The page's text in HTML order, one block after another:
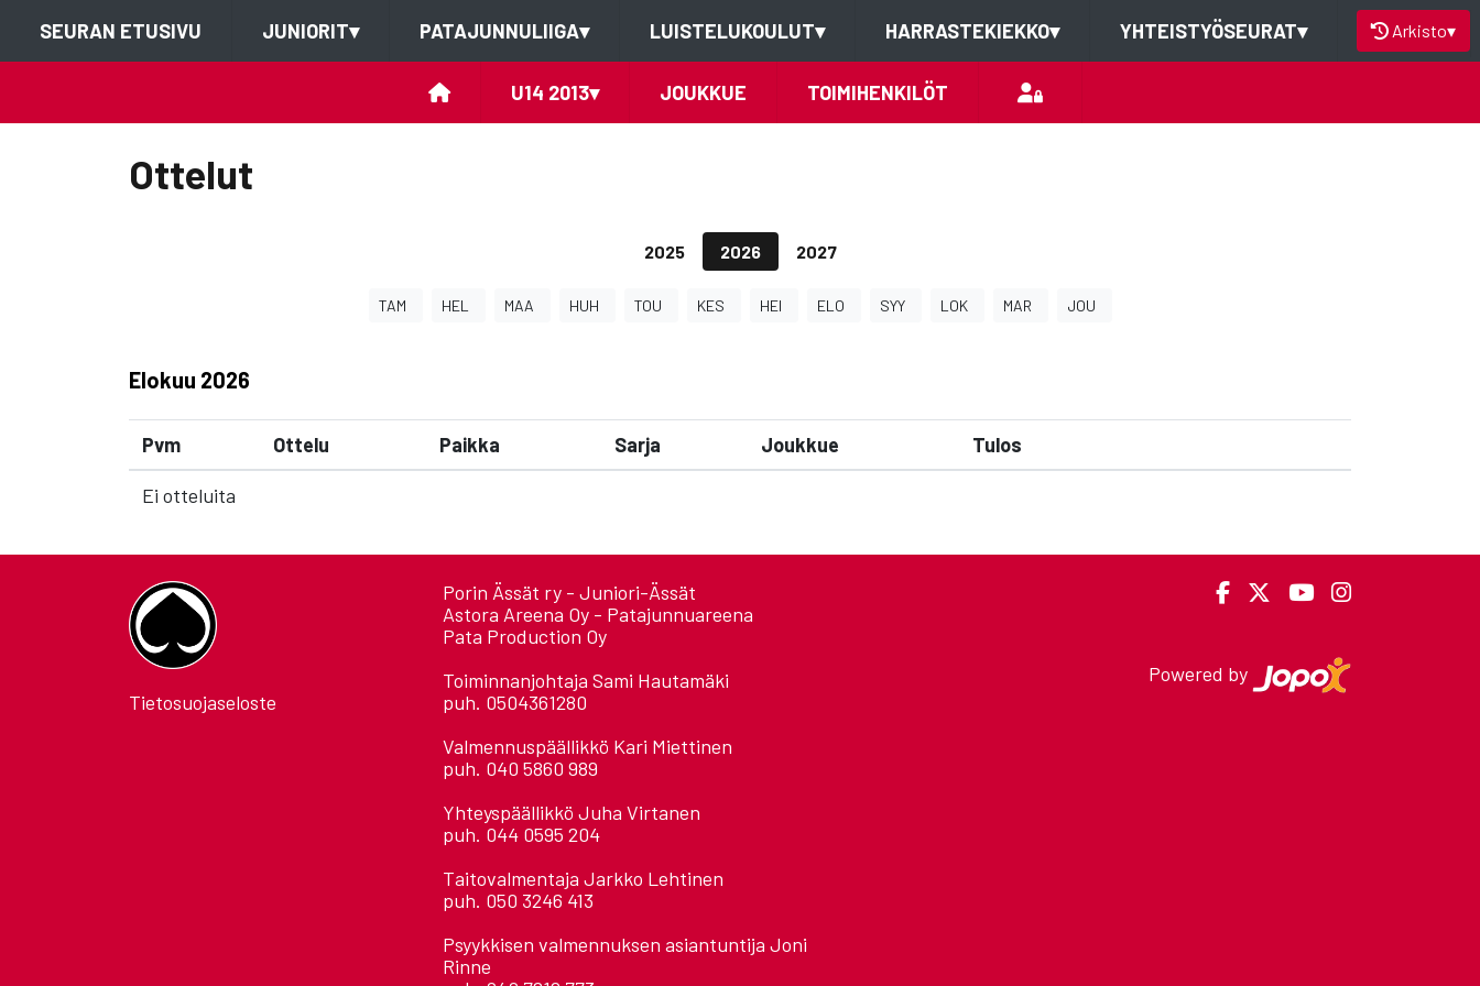
SEURAN ETUSIVU JUNIORIT▾ PATAJUNNULIIGA▾ LUISTELUKOULUT▾ HARRASTEKIEKKO▾ YHTEISTYÖSEURAT▾ Arkisto▾
U14 2013▾ JOUKKUE TOIMIHENKILÖT
Ottelut
2025 2026 2027
TAM HEL MAA HUH TOU KES HEI ELO SYY LOK MAR JOU
Elokuu 2026
Pvm Ottelu Paikka Sarja Joukkue Tulos
Ei otteluita
Tietosuojaseloste
Porin Ässät ry - Juniori-Ässät
Astora Areena Oy - Patajunnuareena
Pata Production Oy
Toiminnanjohtaja Sami Hautamäki
puh. 0504361280
Valmennuspäällikkö Kari Miettinen
puh. 040 5860 989
Yhteyspäällikkö Juha Virtanen
puh. 044 0595 204
Taitovalmentaja Jarkko Lehtinen
puh. 050 3246 413
Psyykkisen valmennuksen asiantuntija Joni
Rinne
Powered by